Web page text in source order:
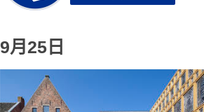
9月25日